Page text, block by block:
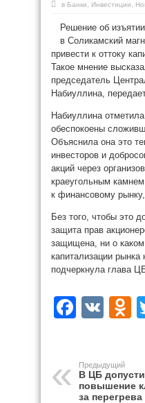
в Банки Инвестиции
Решение об
в Соликамский
привести к оттоку
Такое мнение
председатель
Набиуллина,
Набиуллина
обеспокоены
Объяснила она это
инвесторов и
акций через
краеугольным
к финансовому
Без того, чтобы это
защита прав
защищена, ни о
капитализации
подчеркнула глава
VK
Предыдущий
В ЦБ
повышение
за